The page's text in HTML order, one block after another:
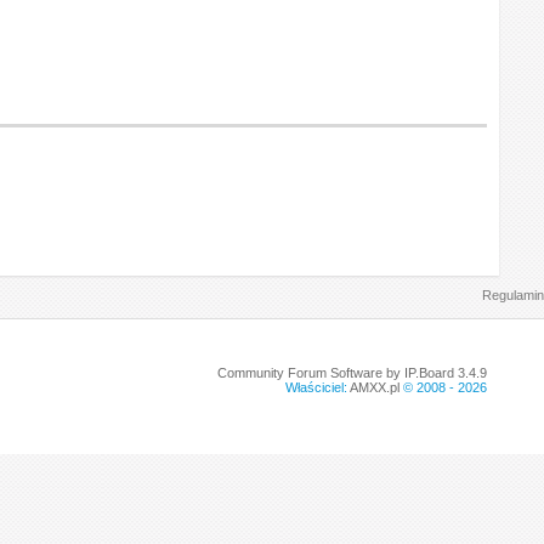
Regulamin
Community Forum Software by IP.Board 3.4.9
Właściciel: AMXX.pl© 2008 - 2026